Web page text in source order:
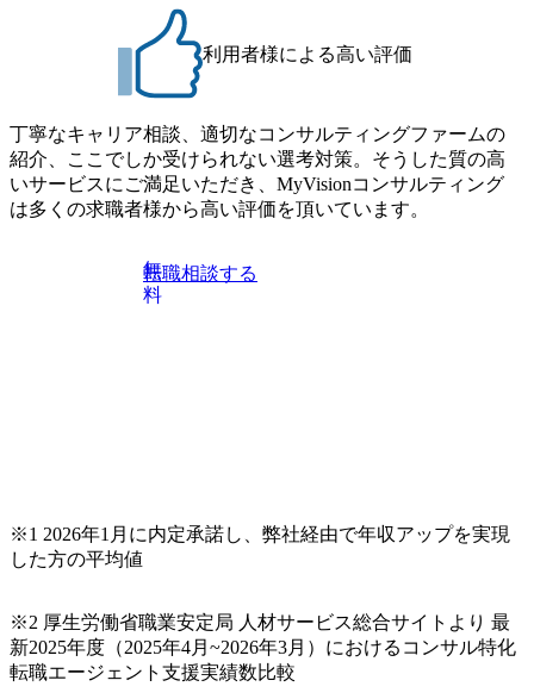
プし、バイタリティーを持ってチャレンジできる方 ・自ら
コンサル業界やクライアント動向を把握し、クライアント
や自社への提案などに積極的に関わることができる方 ・ス
ケジューリング(優先順位付け含む)など、ビジネスベーシッ
クスキルが習得できている方
だきます。 ● 詳細 デジタルイノベーション事業部でのポジ
ションサーチになります。 ご経験やスキル、そして適性や
志向性に合わせて、以下のいずれかの役割でご活躍いただ
きます。 ※本求人はレバテック株式会社の雇用となりま
す。 ＜ITコンサルタント＞ Webアプリケーション、SaaS系
の領域において、大手・ベンチャー・スタートアップ企業
に対する課題解決支援を行います。 直近の案件では、大規
模基幹システムにおける最上流のPoC(概念実証)支援から構
います。 生成AIなどの最新技術とシステムを活用し、顧客
の業務革新と効率化の実現に貢献します。 ＜PL/PM＞ 顧客
ご担当いただき、当社の社員が業務面をサポートしつつ、
徐々に対応範囲を広げていただきます。 ＜QAエンジニア＞
ルティング領域)から参画いただきます。 課題選定から顧客
への企画提案、そして実行までを一気通貫で支援していた
だきます。 アジャイル開発を通じて顧客の要望や提案を柔
軟に取り入れながら改善サイクルを回すため、ご自身の提
利用者様による高い評価
丁寧なキャリア相談、適切なコンサルティングファームの
紹介、ここでしか受けられない選考対策。そうした質の高
いサービスにご満足いただき、MyVisionコンサルティング
は多くの求職者様から高い評価を頂いています。
無
料
転職相談する
※1 2026年1月に内定承諾し、弊社経由で年収アップを実現
した方の平均値
※2 厚生労働省職業安定局 人材サービス総合サイトより 最
新2025年度（2025年4月~2026年3月）におけるコンサル特化
転職エージェント支援実績数比較